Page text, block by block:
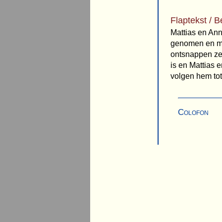
Flaptekst /
Mattias en
genomen en
ontsnappen
is en Mattias
volgen hem
Colofon